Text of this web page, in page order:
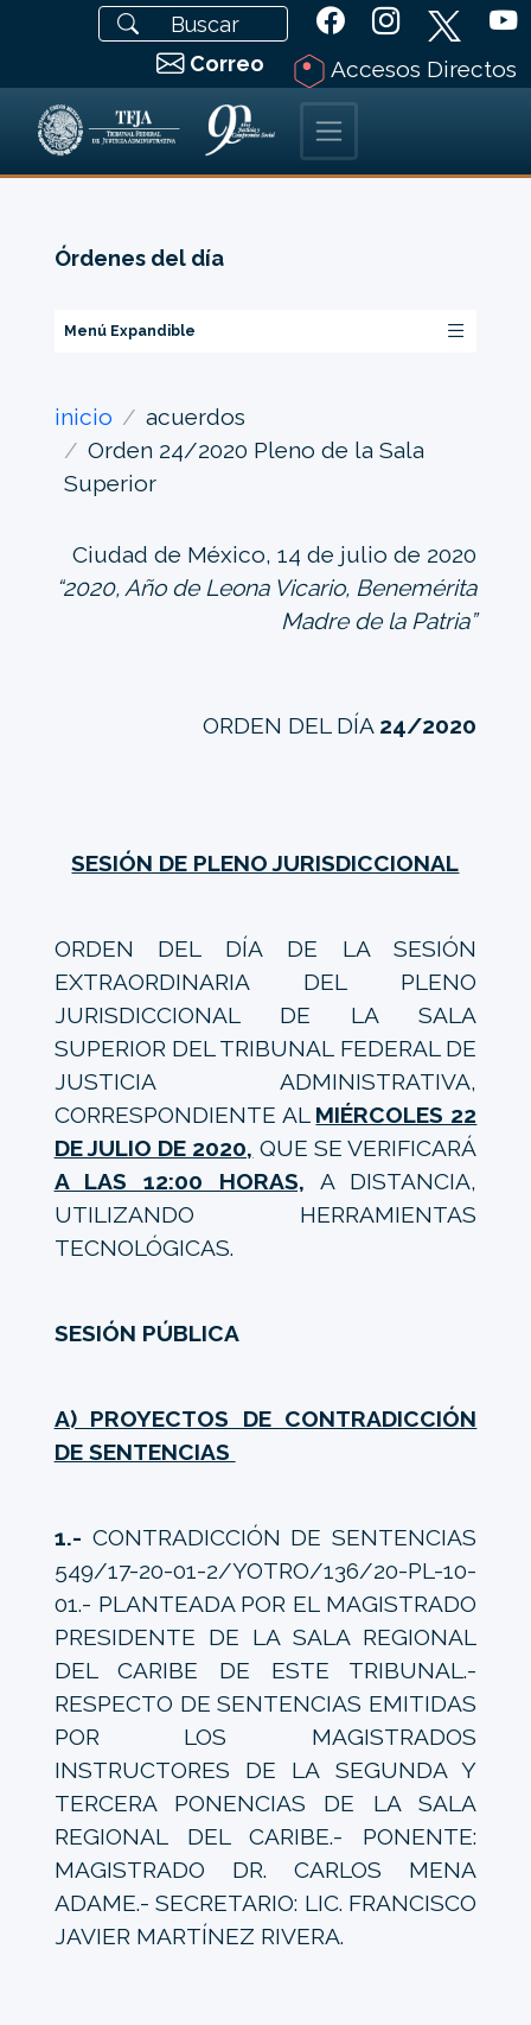
Correo Accesos Directos
Órdenes del día
Menú Expandible
inicio
acuerdos
Orden 24/2020 Pleno de la Sala
Superior
Ciudad de México, 14 de julio de 2020
“2020, Año de Leona Vicario, Benemérita
Madre de la Patria”
ORDEN DEL DÍA 24/2020
SESIÓN DE PLENO JURISDICCIONAL
ORDEN DEL DÍA DE LA SESIÓN
EXTRAORDINARIA DEL PLENO
JURISDICCIONAL DE LA SALA
SUPERIOR DEL TRIBUNAL FEDERAL DE
JUSTICIA ADMINISTRATIVA,
CORRESPONDIENTE AL MIÉRCOLES 22
DE JULIO DE 2020, QUE SE VERIFICARÁ
A LAS 12:00 HORAS, A DISTANCIA,
UTILIZANDO HERRAMIENTAS
TECNOLÓGICAS.
SESIÓN PÚBLICA
A) PROYECTOS DE CONTRADICCIÓN
DE SENTENCIAS
1.- CONTRADICCIÓN DE SENTENCIAS
549/17-20-01-2/YOTRO/136/20-PL-10-
01.- PLANTEADA POR EL MAGISTRADO
PRESIDENTE DE LA SALA REGIONAL
DEL CARIBE DE ESTE TRIBUNAL.-
RESPECTO DE SENTENCIAS EMITIDAS
POR LOS MAGISTRADOS
INSTRUCTORES DE LA SEGUNDA Y
TERCERA PONENCIAS DE LA SALA
REGIONAL DEL CARIBE.- PONENTE:
MAGISTRADO DR. CARLOS MENA
ADAME.- SECRETARIO: LIC. FRANCISCO
JAVIER MARTÍNEZ RIVERA.